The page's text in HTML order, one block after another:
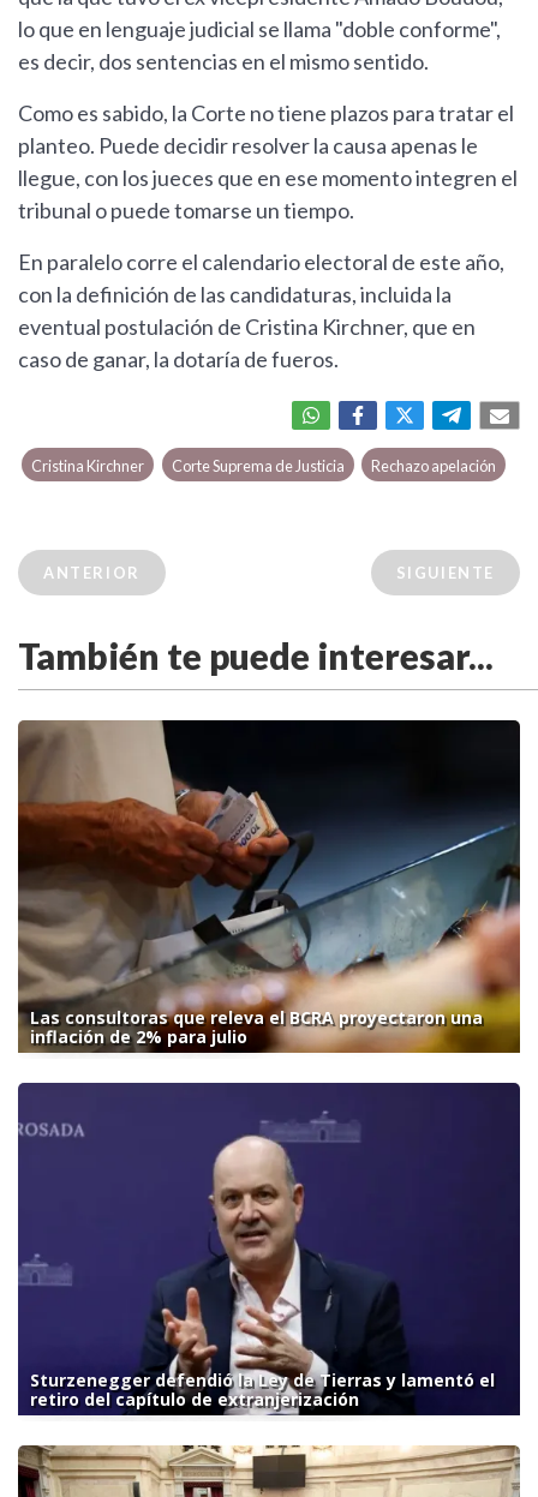
lo que en lenguaje judicial se llama "doble conforme",
es decir, dos sentencias en el mismo sentido.
Como es sabido, la Corte no tiene plazos para tratar el
planteo. Puede decidir resolver la causa apenas le
llegue, con los jueces que en ese momento integren el
tribunal o puede tomarse un tiempo.
En paralelo corre el calendario electoral de este año,
con la definición de las candidaturas, incluida la
eventual postulación de Cristina Kirchner, que en
caso de ganar, la dotaría de fueros.
Cristina Kirchner Corte Suprema de Justicia Rechazo apelación
ANTERIOR SIGUIENTE
También te puede interesar...
Las consultoras que releva el BCRA proyectaron una
inflación de 2% para julio
Sturzenegger defendió la Ley de Tierras y lamentó el
retiro del capítulo de extranjerización